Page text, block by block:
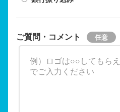
ご質問・コメント